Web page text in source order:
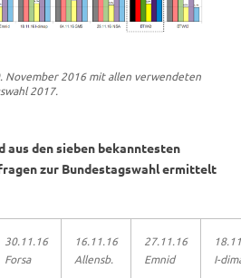
November 2016 mit allen verwendeten
2017.
aus den sieben bekanntesten
zur Bundestagswahl ermittelt
30.11.16
Forsa
16.11.16
Allensb.
27.11.16
Emnid
I-